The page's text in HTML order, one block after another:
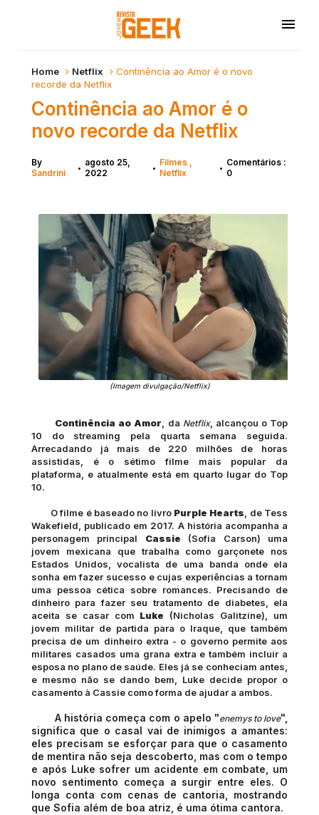
Home Netflix
Continência ao Amor é o novo
recorde da Netflix
Continência ao Amor é o
novo recorde da Netflix
By
Sandrini
• agosto 25,
2022
• Filmes
Netflix
• Comentários :
0
(Imagem divulgação/Netflix)
Continência ao Amor , da Netflix, alcançou o Top
10 do streaming pela quarta semana seguida.
Arrecadando já mais de 220 milhões de horas
assistidas, é o sétimo filme mais popular da
plataforma, e atualmente está em quarto lugar do Top
10.
O filme é baseado no livro Purple Hearts , de Tess
Wakefield, publicado em 2017. A história acompanha a
personagem principal Cassie (Sofia Carson) uma
jovem mexicana que trabalha como garçonete nos
Estados Unidos, vocalista de uma banda onde ela
sonha em fazer sucesso e cujas experiências a tornam
uma pessoa cética sobre romances. Precisando de
dinheiro para fazer seu tratamento de diabetes, ela
aceita se casar com Luke (Nicholas Galitzine), um
jovem militar de partida para o Iraque, que também
precisa de um dinheiro extra - o governo permite aos
militares casados uma grana extra e também incluir a
esposa no plano de saúde. Eles já se conheciam antes,
e mesmo não se dando bem, Luke decide propor o
casamento à Cassie como forma de ajudar a ambos.
A história começa com o apelo "enemys to love",
significa que o casal vai de inimigos a amantes:
eles precisam se esforçar para que o casamento
de mentira não seja descoberto, mas com o tempo
e após Luke sofrer um acidente em combate, um
novo sentimento começa a surgir entre eles. O
longa conta com cenas de cantoria, mostrando
que Sofia além de boa atriz, é uma ótima cantora.